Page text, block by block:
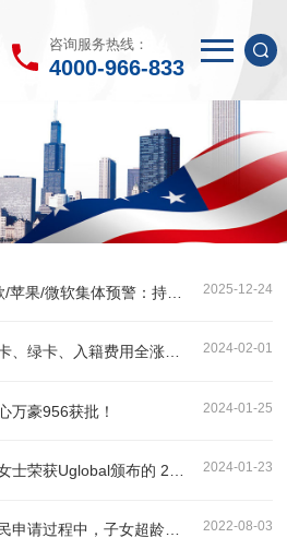
咨询服务热线：
4000-966-833
2025-12-24
体预警：持美国F/J/M签证者谨慎！
2024-02-01
入籍费用全涨，4月1日起生效！
2024-01-25
万豪956获批！
2024-01-23
2023年 "全球移民公司CEO "TOP25奖项！
2022-08-03
怎么算？获得美国绿卡在教育上有哪些优势？